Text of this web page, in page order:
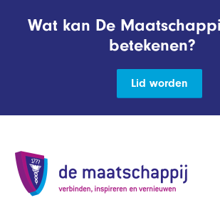
Wat kan De
betekenen?
Lid worden